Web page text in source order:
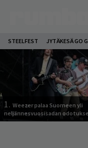
STEELFEST JYTÄKESÄ GO
1. Weezer palaa Suomeen yli
neljännesvuosisadan